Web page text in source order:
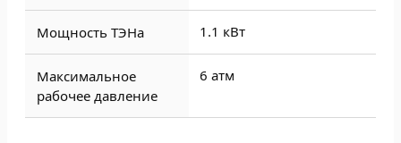
Мощность ТЭНа 1.1 кВт
Максимальное
рабочее давление
6 атм